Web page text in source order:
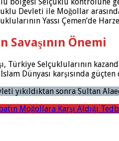
Devleti ile Moğollar
Yassı Çemen’de
Savaşının Önemi
Türkiye Selçuklularının
Dünyası karşısında
yıkıldıktan sonra Sultan
Moğollara Karşı Aldığı